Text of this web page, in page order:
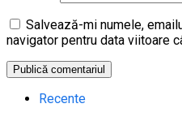
Salvează-mi numele,
navigator pentru data viitoare
Recente